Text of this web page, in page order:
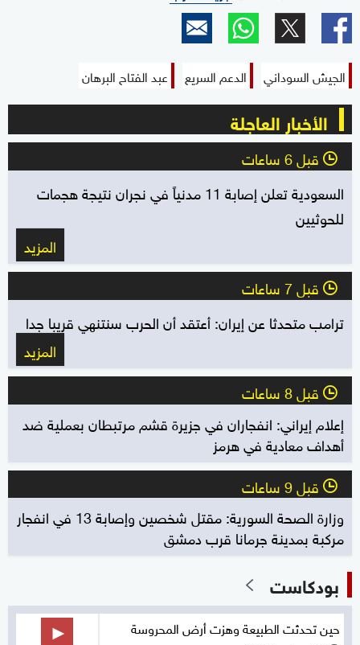
الجيش السوداني الدعم السريع عبد الفتاح البرهان
الأخبار العاجلة
l قبل 6 ساعات
السعودية تعلن إصابة 11 مدنياً في نجران نتيجة هجمات
للحوثيين
المزيد
l قبل 7 ساعات
ترامب متحدثا عن إيران: أعتقد أن الحرب سنتنهي قريبا جدا
المزيد
l قبل 8 ساعات
إعلام إيراني: انفجاران في جزيرة قشم مرتبطان بعملية ضد
أهداف معادية في هرمز
l قبل 9 ساعات
وزارة الصحة السورية: مقتل شخصين وإصابة 13 في انفجار
مركبة بمدينة جرمانا قرب دمشق
بودكاست
حين تحدثت الطبيعة وهزت أرض المحروسة